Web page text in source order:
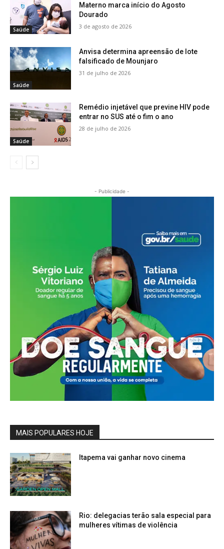
Saúde
Materno marca início do Agosto
Dourado
3 de agosto de 2026
Saúde
Anvisa determina apreensão de lote
falsificado de Mounjaro
31 de julho de 2026
Saúde
Remédio injetável que previne HIV pode
entrar no SUS até o fim o ano
28 de julho de 2026
- Publicidade -
MAIS POPULARES HOJE
Itapema vai ganhar novo cinema
Rio: delegacias terão sala especial para
mulheres vítimas de violência